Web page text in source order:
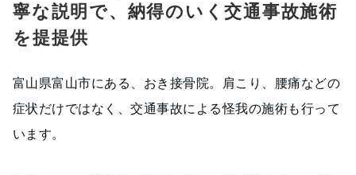
寧な説明で、納得のいく交通事故施術
を提提供
富山県富山市にある、おき接骨院。肩こり、腰痛などの
症状だけではなく、交通事故による怪我の施術も行って
います。